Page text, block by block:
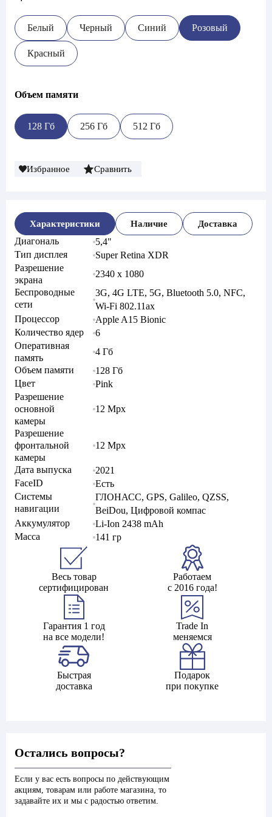
Белый Черный Синий Розовый
Красный
Объем памяти
128 Гб 256 Гб 512 Гб
Избранное Сравнить
Характеристики Наличие Доставка
Диагональ
5,4"
Тип дисплея
Super Retina XDR
Разрешение
экрана
2340 x 1080
Беспроводные
сети
3G, 4G LTE, 5G, Bluetooth 5.0, NFC,
Wi-Fi 802.11ax
Процессор
Apple A15 Bionic
Количество ядер
6
Оперативная
память
4 Гб
Объем памяти
128 Гб
Цвет
Pink
Разрешение
основной
камеры
12 Mpx
Разрешение
фронтальной
камеры
12 Mpx
Дата выпуска
2021
FaceID
Есть
Системы
навигации
ГЛОНАСС, GPS, Galileo, QZSS,
BeiDou, Цифровой компас
Аккумулятор
Li-Ion 2438 mAh
Масса
141 гр
Весь товар
сертифицирован
Работаем
с 2016 года!
Гарантия 1 год
на все модели!
Trade In
меняемся
Быстрая
доставка
Подарок
при покупке
Остались вопросы?
Если у вас есть вопросы по действующим
акциям, товарам или работе магазина, то
задавайте их и мы с радостью ответим.